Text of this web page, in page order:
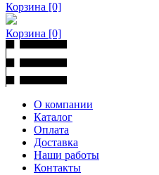
Корзина [0]
Корзина [0]
О компании
Каталог
Оплата
Доставка
Наши работы
Контакты